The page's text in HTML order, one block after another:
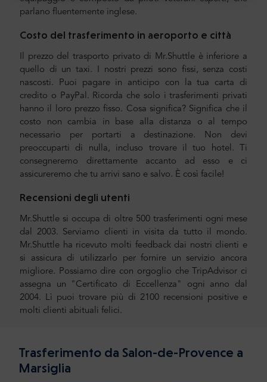
parlano fluentemente inglese.
Costo del trasferimento in aeroporto e città
Il prezzo del trasporto privato di Mr.Shuttle è inferiore a
quello di un taxi. I nostri prezzi sono fissi, senza costi
nascosti. Puoi pagare in anticipo con la tua carta di
credito o PayPal. Ricorda che solo i trasferimenti privati
hanno il loro prezzo fisso. Cosa significa? Significa che il
costo non cambia in base alla distanza o al tempo
necessario per portarti a destinazione. Non devi
preoccuparti di nulla, incluso trovare il tuo hotel. Ti
consegneremo direttamente accanto ad esso e ci
assicureremo che tu arrivi sano e salvo. È così facile!
Recensioni degli utenti
Mr.Shuttle si occupa di oltre 500 trasferimenti ogni mese
dal 2003. Serviamo clienti in visita da tutto il mondo.
Mr.Shuttle ha ricevuto molti feedback dai nostri clienti e
si assicura di utilizzarlo per fornire un servizio ancora
migliore. Possiamo dire con orgoglio che TripAdvisor ci
assegna un "Certificato di Eccellenza" ogni anno dal
2004. Lì puoi trovare più di 2100 recensioni positive e
molti clienti abituali felici.
Trasferimento da Salon-de-Provence a
Marsiglia